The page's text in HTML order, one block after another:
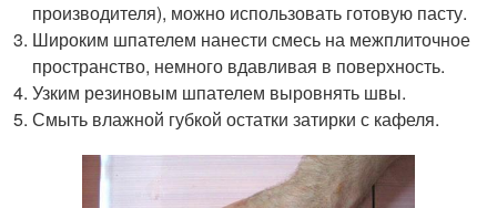
производителя), можно использовать готовую пасту.
Широким шпателем нанести смесь на межплиточное
пространство, немного вдавливая в поверхность.
Узким резиновым шпателем выровнять швы.
Смыть влажной губкой остатки затирки с кафеля.